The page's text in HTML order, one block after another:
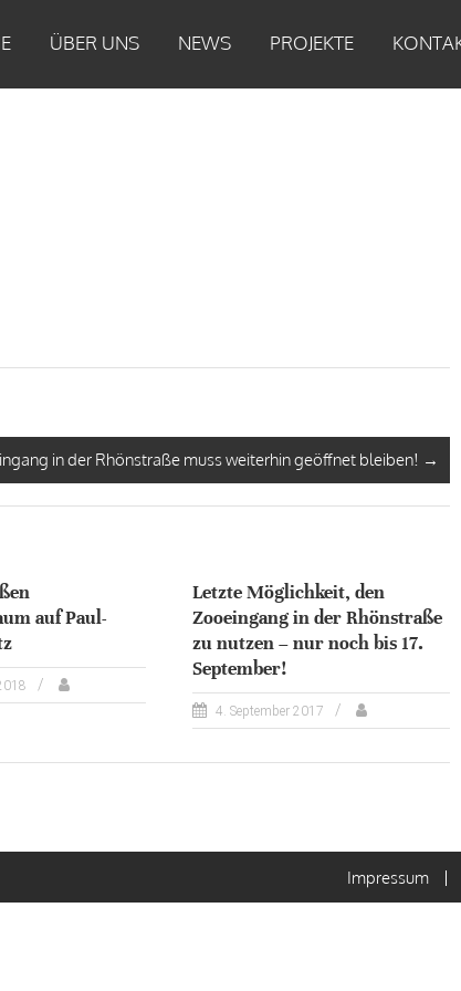
ÜBER UNS NEWS PROJEKTE
in der Rhönstraße muss weiterhin geöffnet bleiben! →
auf Paul-
Letzte Möglichkeit, den
Zooeingang in der Rhönstraße
zu nutzen – nur noch bis 17.
September!
4. September 2017
Impressum